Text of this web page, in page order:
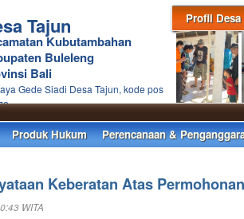
Profil Desa
Tajun
Kubutambahan
Buleleng
Bali
Gede Siadi Desa Tajun, kode pos
Produk Hukum Perencanaan &
Keberatan Atas
WITA